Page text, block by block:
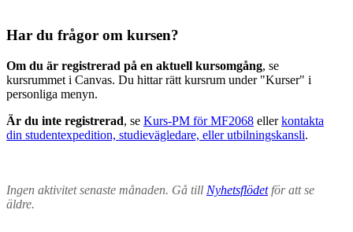
Har du frågor om kursen?
Om du är registrerad på en aktuell kursomgång, se
kursrummet i Canvas. Du hittar rätt kursrum under "Kurser" i
personliga menyn.
Är du inte registrerad, se Kurs-PM för MF2068 ellerkontakta
din studentexpedition, studievägledare, eller utbilningskansli.
Ingen aktivitet senaste månaden. Gå till Nyhetsflödetför att se
äldre.